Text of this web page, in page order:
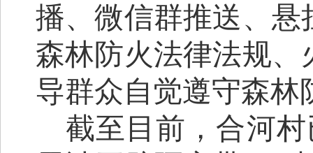
播、微信群推送、
森林防火法律法规
导群众自觉遵守森林
截至目前， 合河